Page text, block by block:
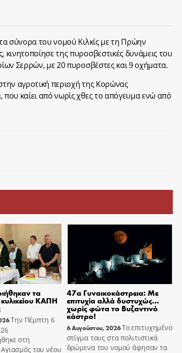
σύνορα του νομού Κιλκίς με τη Πρώην
της πυροσβεστικές δυνάμεις του
Σερρών, με 20 πυροσβέστες και 9 οχήματα.
αγροτική περιοχή της Κορώνας
καίει από νωρίς χθες το απόγευμα ενώ από
τα
κυλικείου ΚΑΠΗ
Την Πέμπτη 6
στη
του νέου
47α Γυναικοκάστρεια: Με
επιτυχία αλλά δυστυχώς…
χωρίς φώτα το Βυζαντινό
κάστρο!
6 Αυγούστου, 2026Το επιτυχημένο
στίγμα τους στα πολιτιστικά
δρώμενα του νομού άφησαν τα